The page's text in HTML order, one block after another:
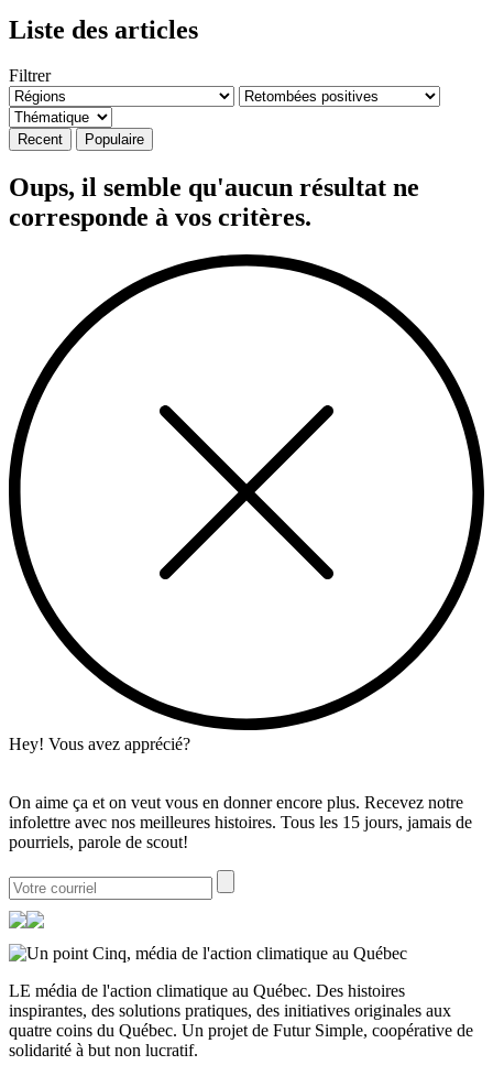
Liste des articles
Filtrer
Recent Populaire
Oups, il semble qu'aucun résultat ne
corresponde à vos critères.
Hey! Vous avez apprécié?
On aime ça et on veut vous en donner encore plus. Recevez notre
infolettre avec nos meilleures histoires. Tous les 15 jours, jamais de
pourriels, parole de scout!
LE média de l'action climatique au Québec. Des histoires
inspirantes, des solutions pratiques, des initiatives originales aux
quatre coins du Québec. Un projet de Futur Simple, coopérative de
solidarité à but non lucratif.